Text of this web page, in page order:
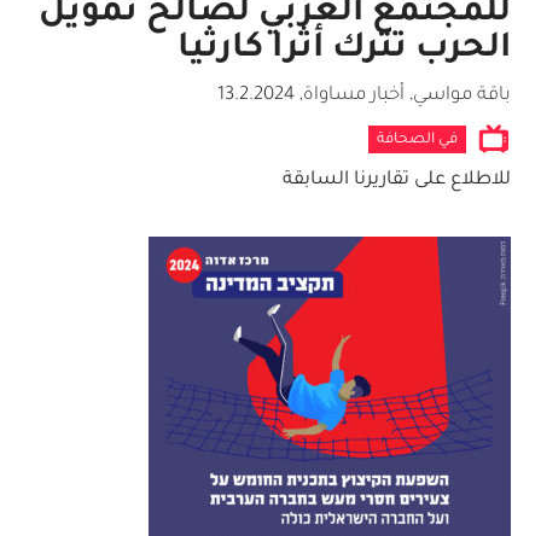
للمجتمع العربي لصالح تمويل
الحرب تترك أثرا كارثيا
باقة مواسي, أخبار مساواة,
13.2.2024
في الصحافة
للاطلاع على تقاريرنا السابقة